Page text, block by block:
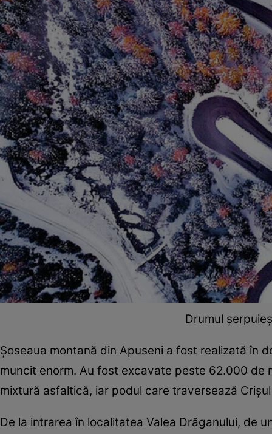
Drumul
Şoseaua montană din Apuseni a fost realizată în
muncit enorm. Au fost excavate peste 62.000
mixtură asfaltică, iar podul care traversează
De la intrarea în localitatea Valea Drăganului, de